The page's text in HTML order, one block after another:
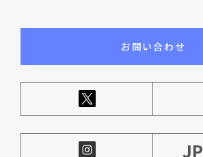
お問い合わせ
JP